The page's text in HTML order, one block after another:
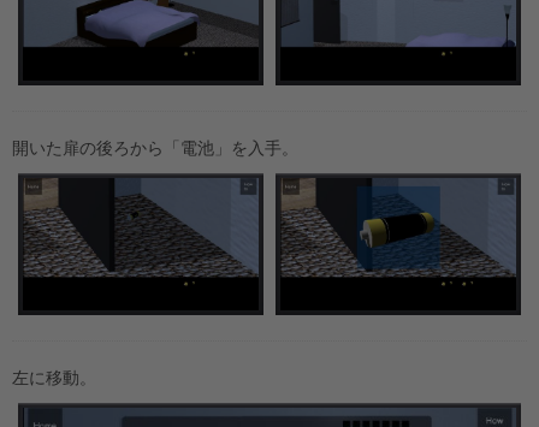
開いた扉の後ろから「電池」を入手。
左に移動。